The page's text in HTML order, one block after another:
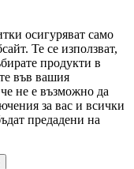
осигуряват само
Те се използват,
продукти в
във вашия
не е възможно да
за вас и всички
предадени на